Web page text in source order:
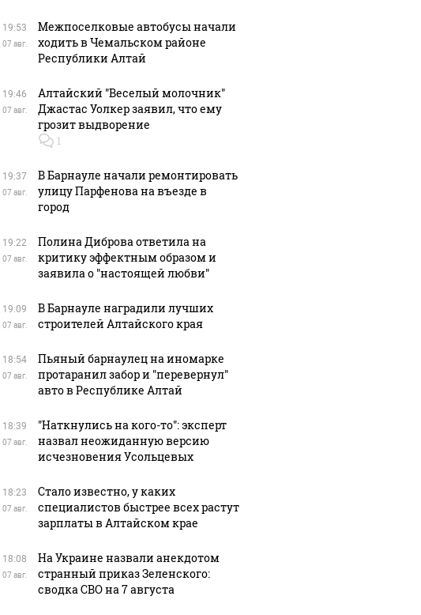
Такую зиму в России
так?!
Кавказе: смотреть
19:53
07 авг.
Межпоселковые автобусы начали
ходить в Чемальском районе
Республики Алтай
19:46
07 авг.
Алтайский "Веселый молочник"
Джастас Уолкер заявил, что ему
грозит выдворение
1
19:37
07 авг.
В Барнауле начали ремонтировать
улицу Парфенова на въезде в
город
19:22
07 авг.
Полина Диброва ответила на
критику эффектным образом и
заявила о "настоящей любви"
19:09
07 авг.
В Барнауле наградили лучших
строителей Алтайского края
18:54
07 авг.
Пьяный барнаулец на иномарке
протаранил забор и "перевернул"
авто в Республике Алтай
18:39
07 авг.
"Наткнулись на кого-то": эксперт
назвал неожиданную версию
исчезновения Усольцевых
18:23
07 авг.
Стало известно, у каких
специалистов быстрее всех растут
зарплаты в Алтайском крае
18:08
07 авг.
На Украине назвали анекдотом
странный приказ Зеленского:
сводка СВО на 7 августа